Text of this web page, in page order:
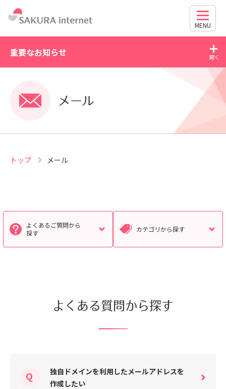
MENU
動画マニュアル
個人情報保護のため、お名前や連絡先、会員IDを入力しないでください。
重要なお知らせ
証明書の有効期限と更新方法に関す
WordPress の脆弱性
63030・CVE-2026-
メール
トップ メール
よくあるご質問から
探す
カテゴリから探す
よくある質問から探す
独自ドメインを利用したメールアドレスを
作成したい